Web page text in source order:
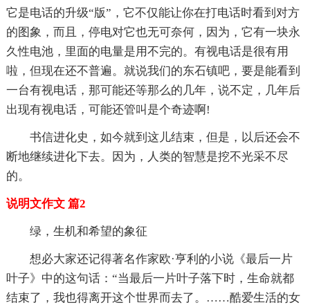
它是电话的升级“版”，它不仅能让你在打电话时看到对方
的图象，而且，停电对它也无可奈何，因为，它有一块永
久性电池，里面的电量是用不完的。有视电话是很有用
啦，但现在还不普遍。就说我们的东石镇吧，要是能看到
一台有视电话，那可能还等那么的几年，说不定，几年后
出现有视电话，可能还管叫是个奇迹啊!
书信进化史，如今就到这儿结束，但是，以后还会不
断地继续进化下去。因为，人类的智慧是挖不光采不尽
的。
说明文作文 篇2
绿，生机和希望的象征
想必大家还记得著名作家欧·亨利的小说《最后一片
叶子》中的这句话：“当最后一片叶子落下时，生命就都
结束了，我也得离开这个世界而去了。……酷爱生活的女